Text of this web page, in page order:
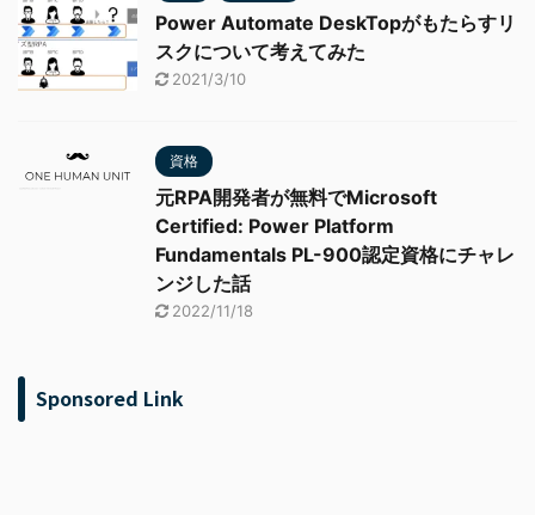
Power Automate DeskTopがもたらすリ
スクについて考えてみた
2021/3/10
資格
元RPA開発者が無料でMicrosoft
Certified: Power Platform
Fundamentals PL-900認定資格にチャレ
ンジした話
2022/11/18
Sponsored Link